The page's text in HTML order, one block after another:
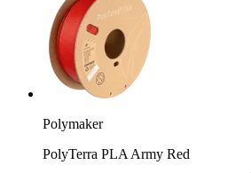
Polymaker
PolyTerra PLA Army Red